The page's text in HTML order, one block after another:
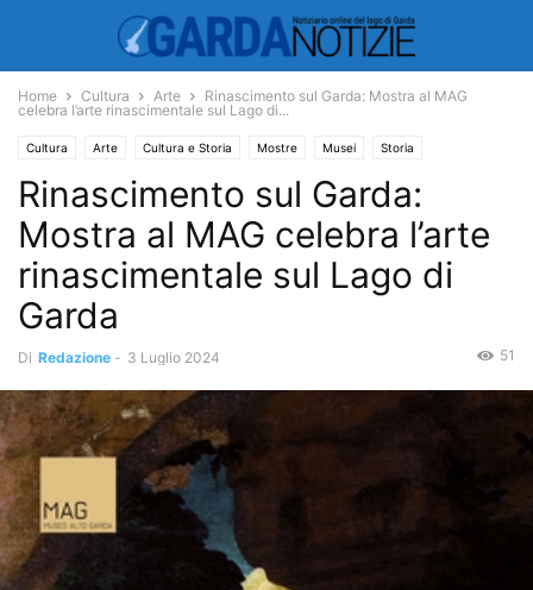
Home Cultura Arte
Rinascimento sul Garda: Mostra al MAG
celebra l’arte rinascimentale sul Lago di...
Cultura Arte Cultura e Storia Mostre Musei Storia
Rinascimento sul Garda:
Mostra al MAG celebra l’arte
rinascimentale sul Lago di
Garda
Di Redazione - 3 Luglio 2024 51